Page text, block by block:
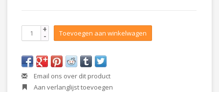
+
- Toevoegen aan winkelwagen
Email ons over dit product
Aan verlanglijst toevoegen